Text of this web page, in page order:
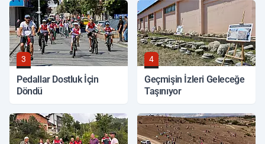
3
Pedallar Dostluk İçin
Döndü
4
Geçmişin İzleri Geleceğe
Taşınıyor